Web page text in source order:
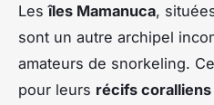
Lesîles Mamanuca,
sont un autre archipel
amateurs de snorkeling.
pour leurs récifs coralliens